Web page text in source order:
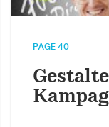
PAGE 40